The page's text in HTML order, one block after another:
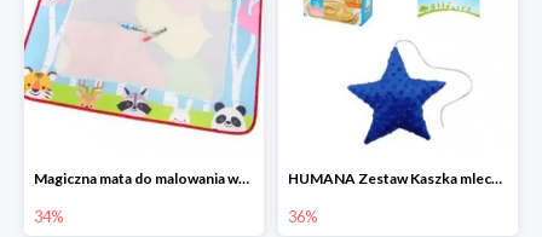
Magiczna mata do malowania wodą
34%
HUMANA Zestaw Kaszka mleczna + Mleko następne po 6. miesiącu + poduszka Gratis
36%